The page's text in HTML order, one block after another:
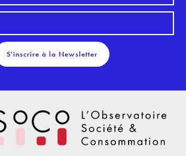
S'inscrire à la Newsletter